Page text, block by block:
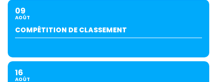
09
AOÛT
COMPÉTITION DE CLASSEMENT
16
AOÛT